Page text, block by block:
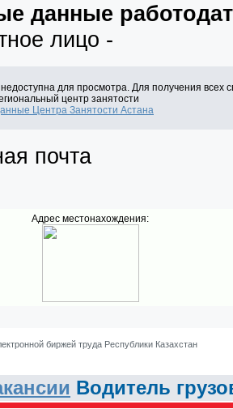
данные
лицо -
для просмотра. Для получения всех
центр занятости
Центра Занятости Астана
почта
Адрес местонахождения:
биржей труда Республики Казахстан
Водитель